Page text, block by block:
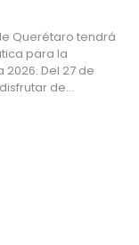
Querétaro tendrá
para la
Del 27 de
de…